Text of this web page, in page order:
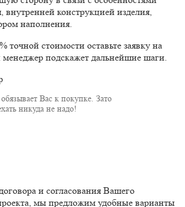
конструкцией изделия,
наполнения.
точной стоимости оставьте заявку на
менеджер подскажет дальнейшие шаги.
Вас к покупке. Зато
никуда не надо!
и согласования Вашего
мы предложим удобные варианты